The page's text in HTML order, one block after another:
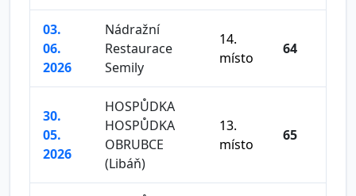
03.
06.
2026
Nádražní
Restaurace
Semily
14.
místo
64
30.
05.
2026
HOSPŮDKA
HOSPŮDKA
OBRUBCE
(Libáň)
13.
místo
65